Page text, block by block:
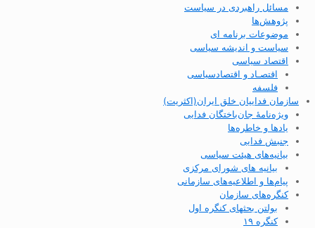
مسائل راهبردی در سیاست
پژوهش‌ها
موضوعات برنامه ای
سیاست و اندیشه سیاسی
اقتصاد سیاسی
اقتصـاد و اقتصاد‌سیاسی
فلسفه
سازمان فداییان خلق ایران(اکثریت)
ویژه‌نامهٔ جان‌باختگان فدایی
یادها و خاطره‌ها
جنبش فدایی
بیانیه‌های هیئت سیاسی
بیانیه های شورای مرکزی
پیام‌ها و اطلاعیه‌های سازمانی
کنگره‌های سازمان
بولتن بحثهای کنگره اول
کنگره ۱۹